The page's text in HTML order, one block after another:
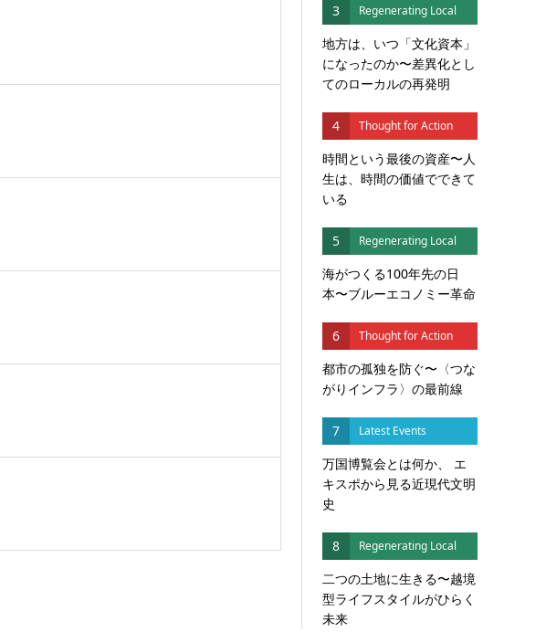
3 Regenerating Local
地方は、いつ「文化資本」
になったのか〜差異化とし
てのローカルの再発明
4 Thought for Action
時間という最後の資産〜人
生は、時間の価値でできて
いる
5 Regenerating Local
海がつくる100年先の日
本〜ブルーエコノミー革命
6 Thought for Action
都市の孤独を防ぐ〜〈つな
がりインフラ〉の最前線
7 Latest Events
万国博覧会とは何か、 エ
キスポから見る近現代文明
史
8 Regenerating Local
二つの土地に生きる〜越境
型ライフスタイルがひらく
未来